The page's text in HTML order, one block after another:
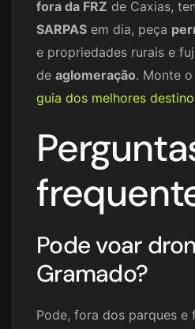
fora da FRZ de Caxias,
SARPAS em dia, peça
e propriedades rurais e
de aglomeração. Monte
guia dos melhores
Pode voar
Gramado?
Pode, fora dos parques e